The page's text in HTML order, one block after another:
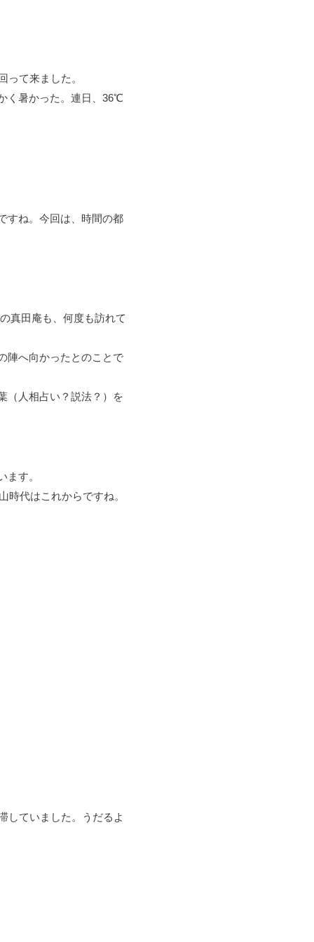
て来ました。
く暑かった。連日、36℃
すね。今回は、時間の都
真田庵も、何度も訪れて
陣へ向かったとのことで
（人相占い？説法？）を
す。
代はこれからですね。
していました。うだるよ